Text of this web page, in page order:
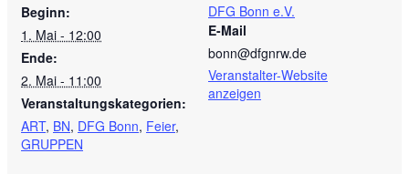
Beginn:
1. Mai - 12:00
Ende:
2. Mai - 11:00
Veranstaltungskategorien:
ART, BN, DFG Bonn, Feier,
GRUPPEN
DFG Bonn e.V.
E-Mail
bonn@dfgnrw.de
Veranstalter-Website
anzeigen